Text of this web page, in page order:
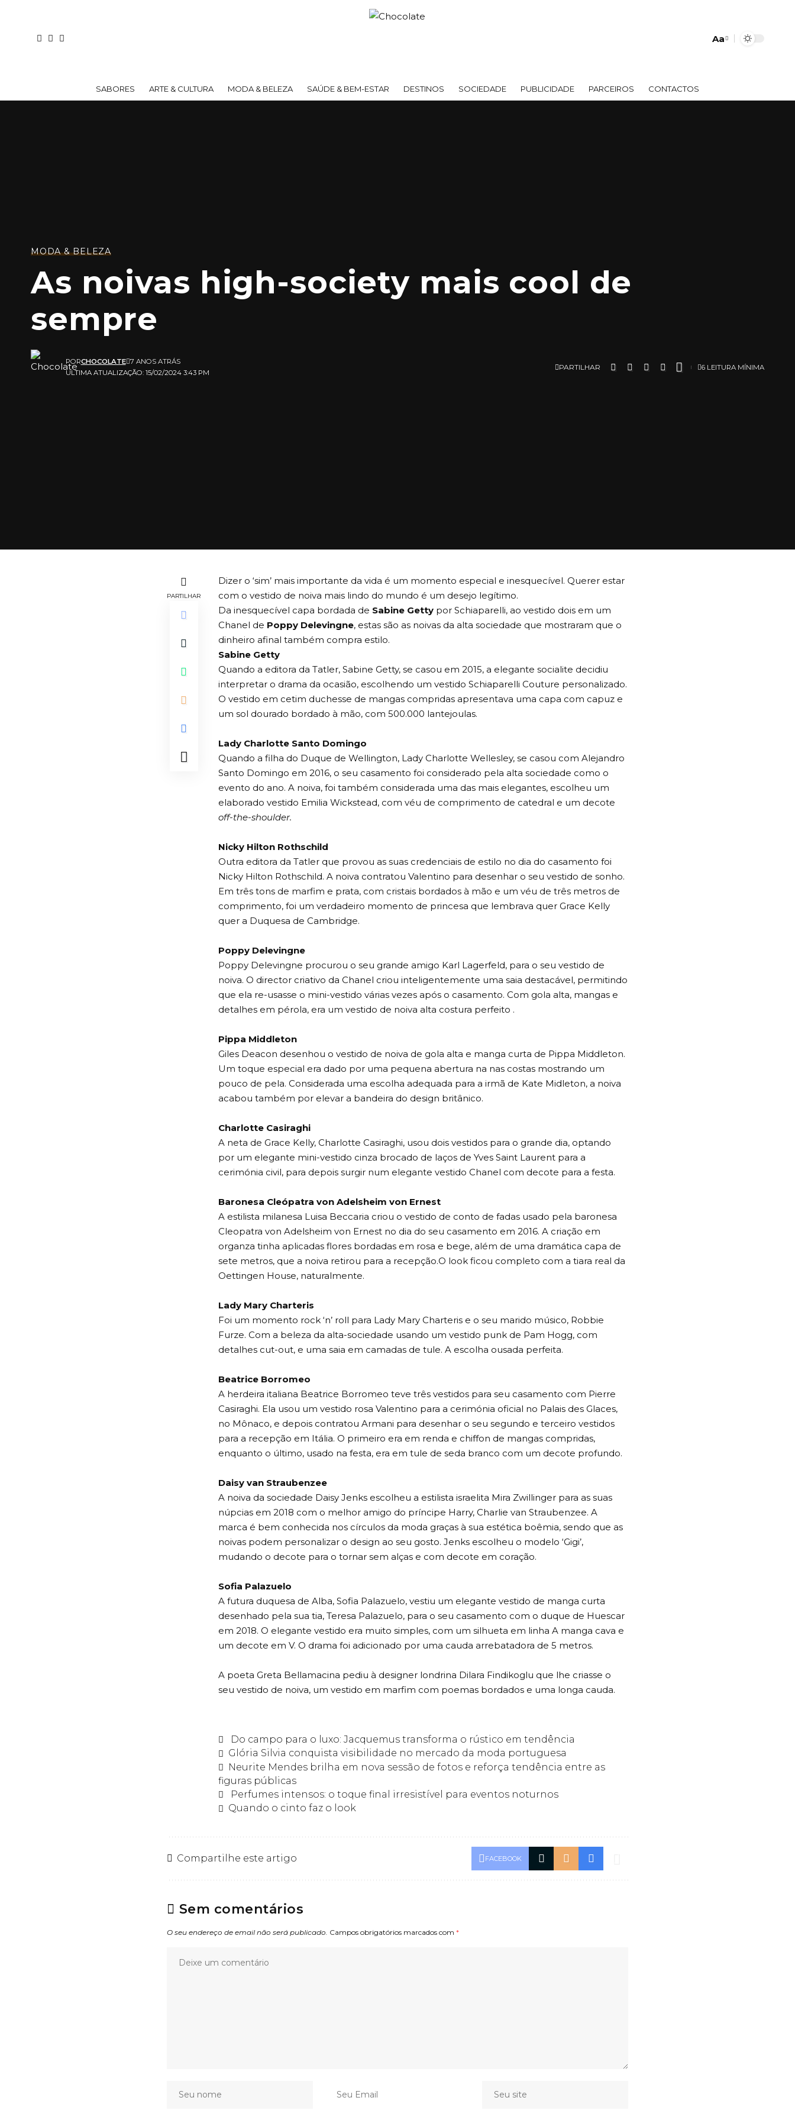
Font
Aa
SABORES ARTE & CULTURA MODA & BELEZA SAÚDE & BEM-ESTAR DESTINOS SOCIEDADE PUBLICIDADE PARCEIROS CONTACTOS
MODA & BELEZA
As noivas high-society mais cool de
sempre
ULTIMA ATUALIZAÇÃO: 15/02/2024 3:43 PM
PORCHOCOLATE 7 ANOS ATRÁS
PARTILHAR 6 LEITURA MÍNIMA
PARTILHAR
Dizer o ‘sim’ mais importante da vida é um momento especial e inesquecível. Querer estar
com o vestido de noiva mais lindo do mundo é um desejo legítimo.
Da inesquecível capa bordada de Sabine Getty por Schiaparelli, ao vestido dois em um
Chanel de Poppy Delevingne, estas são as noivas da alta sociedade que mostraram que o
dinheiro afinal também compra estilo.
Sabine Getty
Quando a editora da Tatler, Sabine Getty, se casou em 2015, a elegante socialite decidiu
interpretar o drama da ocasião, escolhendo um vestido Schiaparelli Couture personalizado.
O vestido em cetim duchesse de mangas compridas apresentava uma capa com capuz e
um sol dourado bordado à mão, com 500.000 lantejoulas.
Lady Charlotte Santo Domingo
Quando a filha do Duque de Wellington, Lady Charlotte Wellesley, se casou com Alejandro
Santo Domingo em 2016, o seu casamento foi considerado pela alta sociedade como o
evento do ano. A noiva, foi também considerada uma das mais elegantes, escolheu um
elaborado vestido Emilia Wickstead, com véu de comprimento de catedral e um decote
off-the-shoulder.
Nicky Hilton Rothschild
Outra editora da Tatler que provou as suas credenciais de estilo no dia do casamento foi
Nicky Hilton Rothschild. A noiva contratou Valentino para desenhar o seu vestido de sonho.
Em três tons de marfim e prata, com cristais bordados à mão e um véu de três metros de
comprimento, foi um verdadeiro momento de princesa que lembrava quer Grace Kelly
quer a Duquesa de Cambridge.
Poppy Delevingne
Poppy Delevingne procurou o seu grande amigo Karl Lagerfeld, para o seu vestido de
noiva. O director criativo da Chanel criou inteligentemente uma saia destacável, permitindo
que ela re-usasse o mini-vestido várias vezes após o casamento. Com gola alta, mangas e
detalhes em pérola, era um vestido de noiva alta costura perfeito .
Pippa Middleton
Giles Deacon desenhou o vestido de noiva de gola alta e manga curta de Pippa Middleton.
Um toque especial era dado por uma pequena abertura na nas costas mostrando um
pouco de pela. Considerada uma escolha adequada para a irmã de Kate Midleton, a noiva
acabou também por elevar a bandeira do design britânico.
Charlotte Casiraghi
A neta de Grace Kelly, Charlotte Casiraghi, usou dois vestidos para o grande dia, optando
por um elegante mini-vestido cinza brocado de laços de Yves Saint Laurent para a
cerimónia civil, para depois surgir num elegante vestido Chanel com decote para a festa.
Baronesa Cleópatra von Adelsheim von Ernest
A estilista milanesa Luisa Beccaria criou o vestido de conto de fadas usado pela baronesa
Cleopatra von Adelsheim von Ernest no dia do seu casamento em 2016. A criação em
organza tinha aplicadas flores bordadas em rosa e bege, além de uma dramática capa de
sete metros, que a noiva retirou para a recepção.O look ficou completo com a tiara real da
Oettingen House, naturalmente.
Lady Mary Charteris
Foi um momento rock ‘n’ roll para Lady Mary Charteris e o seu marido músico, Robbie
Furze. Com a beleza da alta-sociedade usando um vestido punk de Pam Hogg, com
detalhes cut-out, e uma saia em camadas de tule. A escolha ousada perfeita.
Beatrice Borromeo
A herdeira italiana Beatrice Borromeo teve três vestidos para seu casamento com Pierre
Casiraghi. Ela usou um vestido rosa Valentino para a cerimónia oficial no Palais des Glaces,
no Mônaco, e depois contratou Armani para desenhar o seu segundo e terceiro vestidos
para a recepção em Itália. O primeiro era em renda e chiffon de mangas compridas,
enquanto o último, usado na festa, era em tule de seda branco com um decote profundo.
Daisy van Straubenzee
A noiva da sociedade Daisy Jenks escolheu a estilista israelita Mira Zwillinger para as suas
núpcias em 2018 com o melhor amigo do príncipe Harry, Charlie van Straubenzee. A
marca é bem conhecida nos círculos da moda graças à sua estética boêmia, sendo que as
noivas podem personalizar o design ao seu gosto. Jenks escolheu o modelo ‘Gigi’,
mudando o decote para o tornar sem alças e com decote em coração.
Sofia Palazuelo
A futura duquesa de Alba, Sofia Palazuelo, vestiu um elegante vestido de manga curta
desenhado pela sua tia, Teresa Palazuelo, para o seu casamento com o duque de Huescar
em 2018. O elegante vestido era muito simples, com um silhueta em linha A manga cava e
um decote em V. O drama foi adicionado por uma cauda arrebatadora de 5 metros.
A poeta Greta Bellamacina pediu à designer londrina Dilara Findikoglu que lhe criasse o
seu vestido de noiva, um vestido em marfim com poemas bordados e uma longa cauda.
Do campo para o luxo: Jacquemus transforma o rústico em tendência
Glória Silvia conquista visibilidade no mercado da moda portuguesa
Neurite Mendes brilha em nova sessão de fotos e reforça tendência entre as
figuras públicas
Perfumes intensos: o toque final irresistível para eventos noturnos
Quando o cinto faz o look
Compartilhe este artigo FACEBOOK
Sem comentários
O seu endereço de email não será publicado. Campos obrigatórios marcados com *